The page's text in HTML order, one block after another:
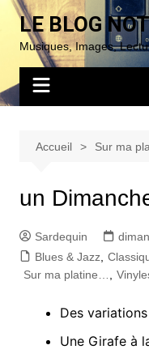
Aller
contenu
LE BLOG
Musiques, Images,
Accueil Sur ma
un
Sardequin
Blues & Jazz,
Sur ma platine…
Des variations
Une Girafe à